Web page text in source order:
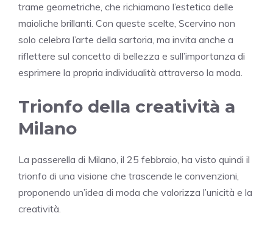
trame geometriche, che richiamano l’estetica delle
maioliche brillanti. Con queste scelte, Scervino non
solo celebra l’arte della sartoria, ma invita anche a
riflettere sul concetto di bellezza e sull’importanza di
esprimere la propria individualità attraverso la moda.
Trionfo della creatività a
Milano
La passerella di Milano, il 25 febbraio, ha visto quindi il
trionfo di una visione che trascende le convenzioni,
proponendo un’idea di moda che valorizza l’unicità e la
creatività.